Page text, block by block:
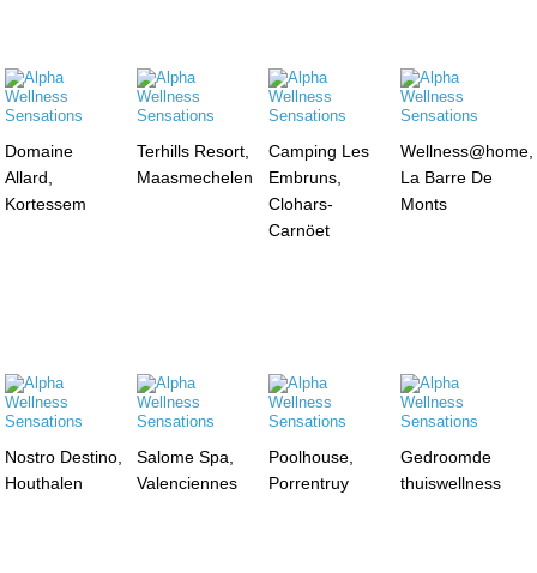
Domaine
Allard,
Kortessem
Terhills Resort,
Maasmechelen
Camping Les
Embruns,
Clohars-
Carnöet
Wellness@home,
La Barre De
Monts
Nostro Destino,
Houthalen
Salome Spa,
Valenciennes
Poolhouse,
Porrentruy
Gedroomde
thuiswellness